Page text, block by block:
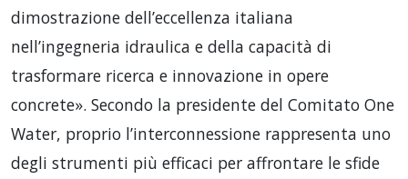
dimostrazione dell’eccellenza italiana
nell’ingegneria idraulica e della capacità di
trasformare ricerca e innovazione in opere
concrete». Secondo la presidente del Comitato One
Water, proprio l’interconnessione rappresenta uno
degli strumenti più efficaci per affrontare le sfide